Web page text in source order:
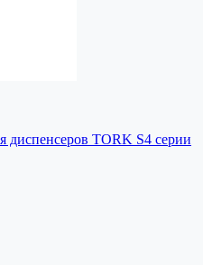
TORK S4 серии